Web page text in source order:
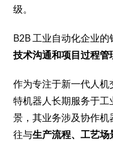
级。
B2B 工业自动化企业
技术沟通和项目过程管
作为专注于新一代人
特机器人长期服务于
景，其业务涉及协作
往与生产流程、工艺